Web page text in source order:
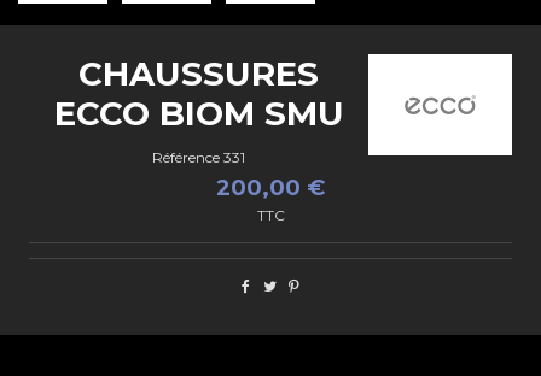
CHAUSSURES
ECCO BIOM SMU
Référence 331
200,00 €
TTC